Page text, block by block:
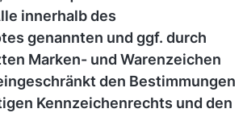
innerhalb des
genannten und ggf. durch
Marken- und Warenzeichen
den Bestimmungen
Kennzeichenrechts und den